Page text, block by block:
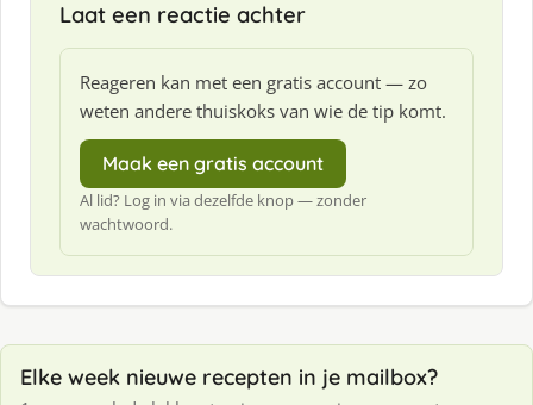
Laat een reactie achter
Reageren kan met een gratis account — zo
weten andere thuiskoks van wie de tip komt.
Maak een gratis account
Al lid? Log in via dezelfde knop — zonder
wachtwoord.
Elke week nieuwe recepten in je mailbox?